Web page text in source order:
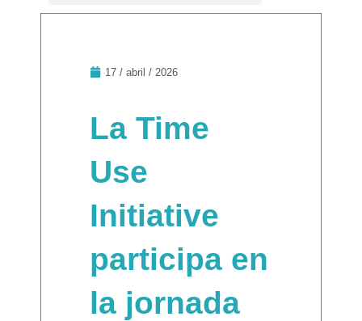
17 / abril / 2026
La Time
Use
Initiative
participa en
la jornada